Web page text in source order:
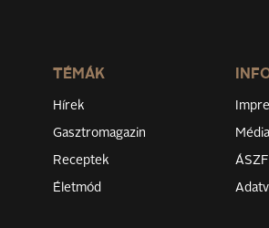
TÉMÁK
Hírek
Gasztromagazin
Receptek
Életmód
ÁSZF